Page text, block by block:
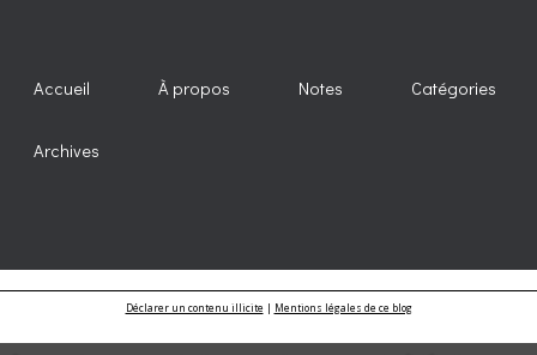
Accueil À propos Notes Catégories
Archives
Déclarer un contenu illicite| Mentions légales de ce blog